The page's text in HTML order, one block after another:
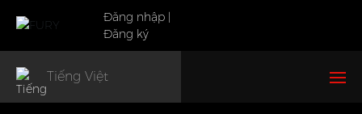
Đăng nhập |
Đăng ký
Tiếng Việt